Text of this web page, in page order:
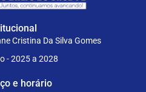
Cristina Da Silva Gomes
- 2025 a 2028
e horário